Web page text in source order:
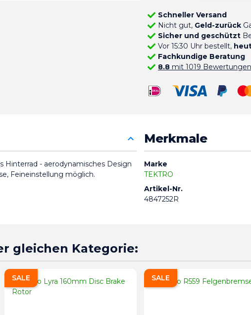
Schneller Versand
Nicht gut, Geld-zurück
Sicher und geschützt
Vor 15:30 Uhr bestellt,
Fachkundige Beratung
8.8mit 1019 Bewertungen
Hinterrad - aerodynamisches Design
Feineinstellung möglich.
Merkmale
Marke
TEKTRO
Artikel-Nr.
4847252R
gleichen Kategorie:
SALE SALE